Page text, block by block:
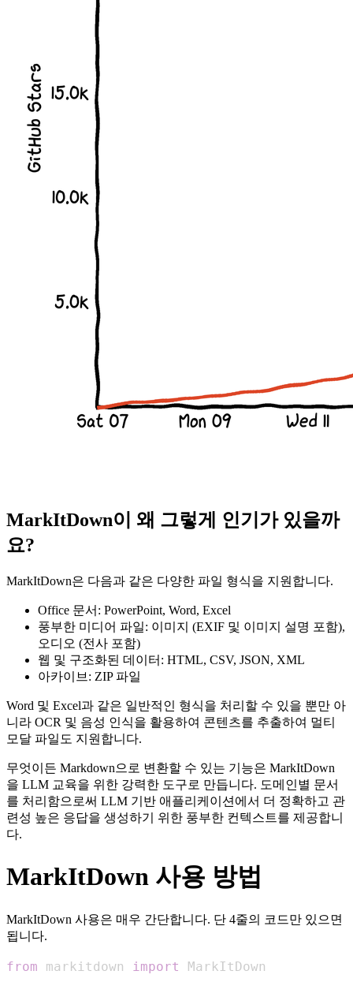
MarkItDown이 왜 그렇게 인기가 있을까
요?
MarkItDown은 다음과 같은 다양한 파일 형식을 지원합니다.
Office 문서: PowerPoint, Word, Excel
풍부한 미디어 파일: 이미지 (EXIF 및 이미지 설명 포함),
오디오 (전사 포함)
웹 및 구조화된 데이터: HTML, CSV, JSON, XML
아카이브: ZIP 파일
Word 및 Excel과 같은 일반적인 형식을 처리할 수 있을 뿐만 아
니라 OCR 및 음성 인식을 활용하여 콘텐츠를 추출하여 멀티
모달 파일도 지원합니다.
무엇이든 Markdown으로 변환할 수 있는 기능은 MarkItDown
을 LLM 교육을 위한 강력한 도구로 만듭니다. 도메인별 문서
를 처리함으로써 LLM 기반 애플리케이션에서 더 정확하고 관
련성 높은 응답을 생성하기 위한 풍부한 컨텍스트를 제공합니
다.
MarkItDown 사용 방법
MarkItDown 사용은 매우 간단합니다. 단 4줄의 코드만 있으면
됩니다.
from markitdown import